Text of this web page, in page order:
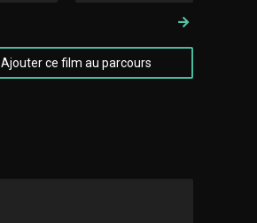
Suivant
Ajouter ce film au parcours